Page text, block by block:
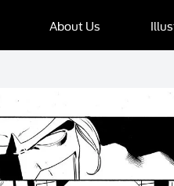
About Us